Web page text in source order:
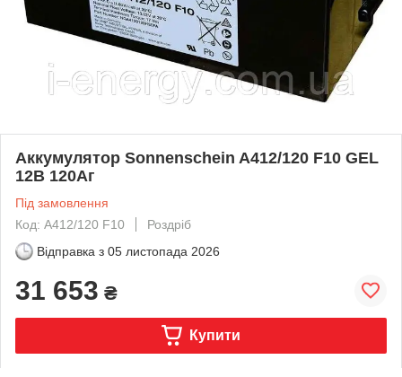
Аккумулятор Sonnenschein A412/120 F10 GEL
12В 120Аг
Під замовлення
Код: A412/120 F10
Роздріб
Відправка з 05 листопада 2026
31 653 ₴
Купити